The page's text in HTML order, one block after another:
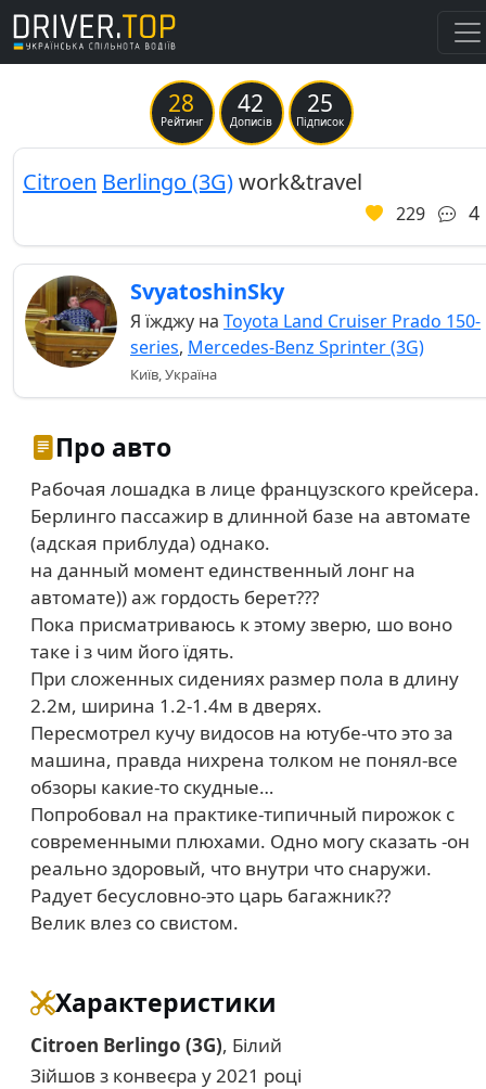
28
Рейтинг
42
Дописів
25
Підписок
Citroen Berlingo (3G)work&travel
229 4
SvyatoshinSky
Я їжджу на Toyota Land Cruiser Prado 150-
series, Mercedes-Benz Sprinter (3G)
Київ, Україна
Про авто
Рабочая лошадка в лице французского крейсера.
Берлинго пассажир в длинной базе на автомате
(адская приблуда) однако.
на данный момент единственный лонг на
автомате)) аж гордость берет???
Пока присматриваюсь к этому зверю, шо воно
таке і з чим його їдять.
При сложенных сидениях размер пола в длину
2.2м, ширина 1.2-1.4м в дверях.
Пересмотрел кучу видосов на ютубе-что это за
машина, правда нихрена толком не понял-все
обзоры какие-то скудные…
Попробовал на практике-типичный пирожок с
современными плюхами. Одно могу сказать -он
реально здоровый, что внутри что снаружи.
Радует бесусловно-это царь багажник??
Велик влез со свистом.
Характеристики
Citroen Berlingo (3G), Білий
Зійшов з конвеєра у 2021 році